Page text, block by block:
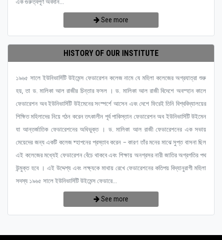
এক গুরুত্বপূর্ণ অবদান...
See more
HISTORY OF OUR INSTITUTE
১৯৬৫ সালে ইউনিভার্সিটি উইমেন্স ফেডারেশন কলেজ নামে যে মহিলা কলেজের অগ্রযাত্রা শুরু
হয়, তা ড. মালিকা আল রাজীর চিন্তার ফসল । ড. মালিকা আল রাজী বিদেশে অবস্হান কালে
ফেডারেশন অব ইউনিভার্সিটি উইমেনের সংস্পর্শে আসেন এবং দেশে ফিরেই তিনি বিশ্ববিদ্যালয়ের
শিক্ষিত মহিলাদের নিয়ে গঠন করেন তৎকালীন পূর্ব পাকিস্তান ফেডারেশন অব ইউনিভার্সিটি উইমেন
যা আন্তর্জাতিক ফেডারেশনের অধিভুক্ত । ড. মালিকা আল রাজী ফেডারেশনের এক সভায়
মেয়েদের জন্য একটি কলেজ ষ্হাপনের প্রস্তাব করেন – কারণ তাঁর মনের মাঝে সুপ্ত বাসনা ছিল
এই কলেজের মধ্যেই ফেডারেশন বেঁচে থাকবে এবং শিক্ষায় অনগ্রসর নারী জাতির অগ্রগতির পথ
উন্মুক্ত হবে । এই উদ্দেশ্য এবং লক্ষ্যকে মাথায় রেখে ফেডারেশনের কতিপয় বিদ্যানুরাগী মহিলা
সদস্য ১৯৬৫ সালে ইউনিভার্সিটি উইমেন্স ফেডারে...
See more